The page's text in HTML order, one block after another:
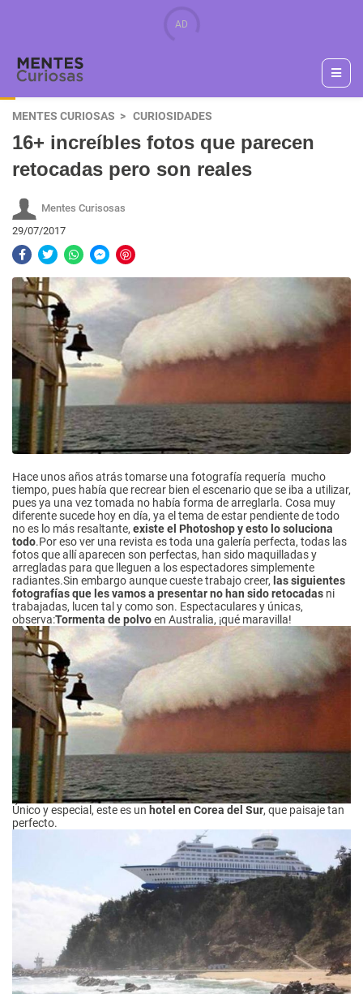
MENTES CURIOSAS CURIOSIDADES
16+ increíbles fotos que parecen
retocadas pero son reales
Mentes Curisosas
29/07/2017
Hace unos años atrás tomarse una fotografía requería mucho
tiempo, pues había que recrear bien el escenario que se iba a utilizar,
pues ya una vez tomada no había forma de arreglarla. Cosa muy
diferente sucede hoy en día, ya el tema de estar pendiente de todo
no es lo más resaltante, existe el Photoshop y esto lo soluciona
todo.Por eso ver una revista es toda una galería perfecta, todas las
fotos que allí aparecen son perfectas, han sido maquilladas y
arregladas para que lleguen a los espectadores simplemente
radiantes.Sin embargo aunque cueste trabajo creer, las siguientes
fotografías que les vamos a presentar no han sido retocadas ni
trabajadas, lucen tal y como son. Espectaculares y únicas,
observa:Tormenta de polvoen Australia, ¡qué maravilla!
Único y especial, este es un hotel en Corea del Sur, que paisaje tan
perfecto.